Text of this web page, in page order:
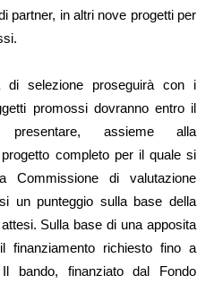
partner, in altri nove progetti per
selezione proseguirà con i
promossi dovranno entro il
assieme alla
completo per il quale si
Commissione di valutazione
un punteggio sulla base della
Sulla base di una apposita
finanziamento richiesto fino a
bando, finanziato dal Fondo